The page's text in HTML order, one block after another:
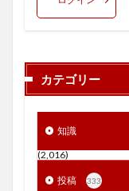
カテゴリー
知識
(2,016)
投稿 333